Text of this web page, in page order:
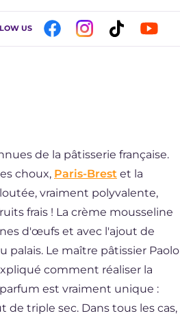
US
de la pâtisserie française.
choux, Paris-Brest et la
vraiment polyvalente,
frais ! La crème mousseline
d'œufs et avec l'ajout de
palais. Le maître pâtissier Paolo
comment réaliser la
est vraiment unique :
triple sec. Dans tous les cas,